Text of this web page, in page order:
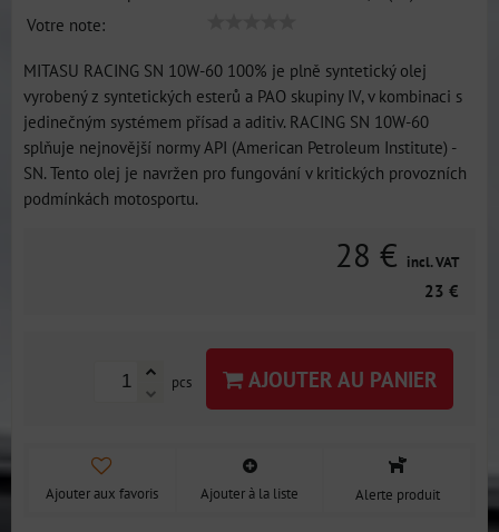
Votre note:
MITASU RACING SN 10W-60 100% je plně syntetický olej
vyrobený z syntetických esterů a PAO skupiny IV, v kombinaci s
jedinečným systémem přísad a aditiv. RACING SN 10W-60
splňuje nejnovější normy API (American Petroleum Institute) -
SN. Tento olej je navržen pro fungování v kritických provozních
podmínkách motosportu.
28 € incl. VAT
23 €
pcs AJOUTER AU PANIER
Ajouter aux favoris Ajouter à la liste Alerte produit